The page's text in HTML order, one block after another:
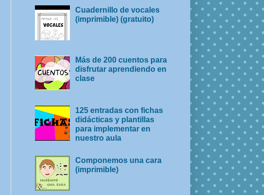
Cuadernillo de vocales
(imprimible) (gratuito)
Más de 200 cuentos para
disfrutar aprendiendo en
clase
125 entradas con fichas
didácticas y plantillas
para implementar en
nuestro aula
Componemos una cara
(imprimible)